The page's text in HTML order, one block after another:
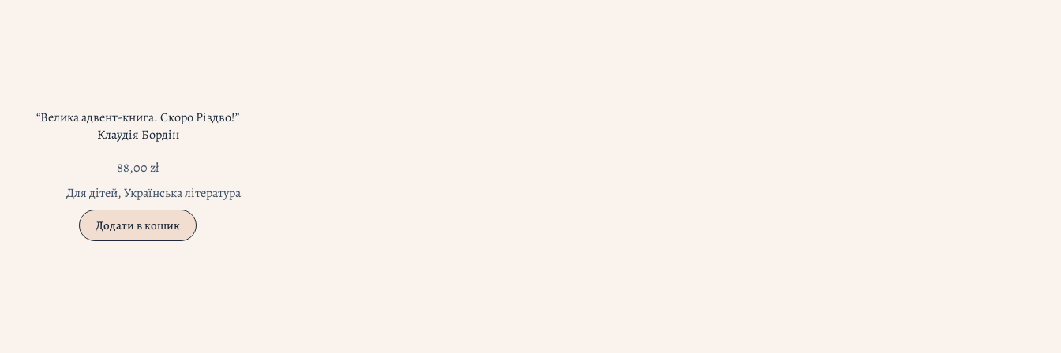
“Велика адвент-книга. Скоро Різдво!”
Клаудія Бордін
88,00zł
Для дітей,Українська література
Додати в кошик